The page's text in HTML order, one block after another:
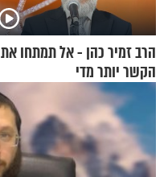
הרב זמיר כהן - אל תמתחו את
הקשר יותר מדי